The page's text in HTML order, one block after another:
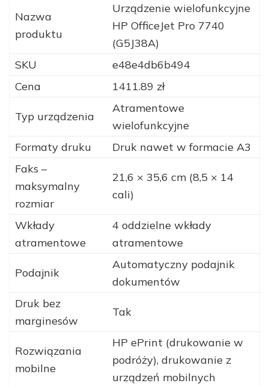
Nazwa
produktu
Urządzenie wielofunkcyjne
HP OfficeJet Pro 7740
(G5J38A)
SKU
e48e4db6b494
Cena
1411.89 zł
Typ urządzenia
Atramentowe
wielofunkcyjne
Formaty druku
Druk nawet w formacie A3
Faks –
maksymalny
rozmiar
21,6 × 35,6 cm (8,5 × 14
cali)
Wkłady
atramentowe
4 oddzielne wkłady
atramentowe
Podajnik
Automatyczny podajnik
dokumentów
Druk bez
marginesów
Tak
Rozwiązania
mobilne
HP ePrint (drukowanie w
podróży), drukowanie z
urządzeń mobilnych